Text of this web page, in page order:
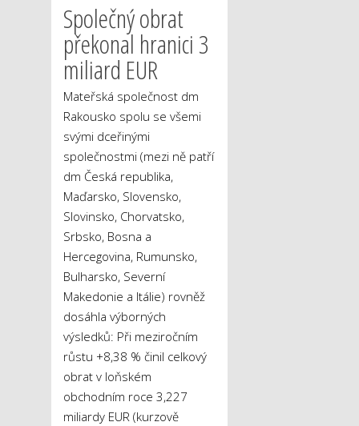
Společný obrat
překonal hranici 3
miliard EUR
Mateřská společnost dm
Rakousko spolu se všemi
svými dceřinými
společnostmi (mezi ně patří
dm Česká republika,
Maďarsko, Slovensko,
Slovinsko, Chorvatsko,
Srbsko, Bosna a
Hercegovina, Rumunsko,
Bulharsko, Severní
Makedonie a Itálie) rovněž
dosáhla výborných
výsledků: Při meziročním
růstu +8,38 % činil celkový
obrat v loňském
obchodním roce 3,227
miliardy EUR (kurzově